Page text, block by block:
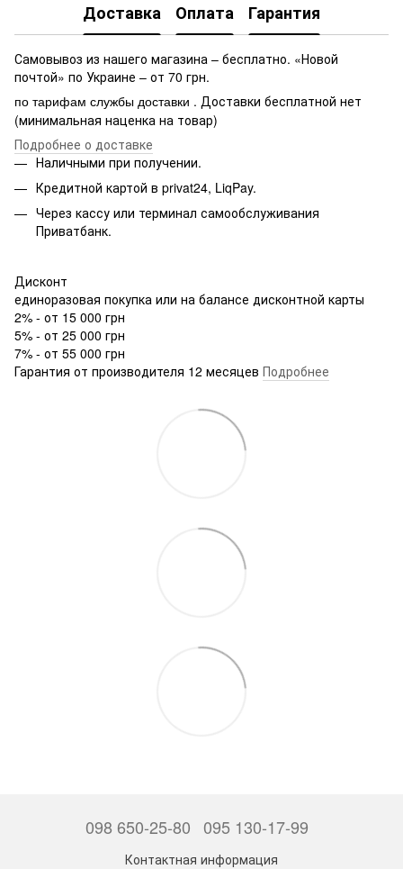
Доставка Оплата Гарантия
Самовывоз из нашего магазина – бесплатно. «Новой
почтой» по Украине – от 70 грн.
по тарифам службы доставки . Доставки бесплатной нет
(минимальная наценка на товар)
Подробнее о доставке
Наличными при получении.
Кредитной картой в privat24, LiqPay.
Через кассу или терминал самообслуживания
Приватбанк.
Дисконт
единоразовая покупка или на балансе дисконтной карты
2% - от 15 000 грн
5% - от 25 000 грн
7% - от 55 000 грн
Гарантия от производителя 12 месяцев Подробнее
098 650-25-80 095 130-17-99
Контактная информация